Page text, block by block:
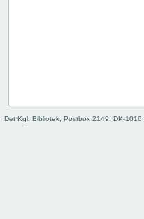
Indhold
Det Kgl. Bibliotek, Postbox 2149, DK-